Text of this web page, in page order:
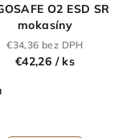
O2 ESD SR
mokasíny
€34,36 bez DPH
€42,26 / ks